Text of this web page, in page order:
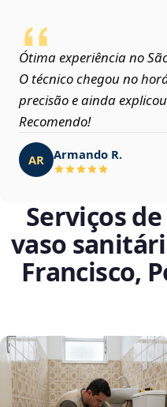
Ótima experiência no
O técnico chegou no
precisão e ainda
Recomendo!
AR Armando R.
Serviços
vaso
Francisco,